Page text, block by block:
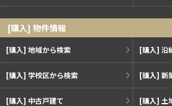
[購入] 物件情報
[購入] 地域から検索 [購入] 沿
[購入] 学校区から検索 [購入] 新
[購入] 中古戸建て [購入] 土